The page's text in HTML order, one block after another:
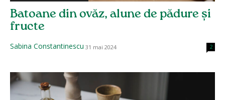
Batoane din ovăz, alune de pădure și
fructe
Sabina Constantinescu 31 mai 2024 2